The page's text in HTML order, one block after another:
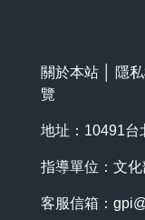
關於本站 隱
覽
地址：10491台
指導單位：文化
客服信箱：